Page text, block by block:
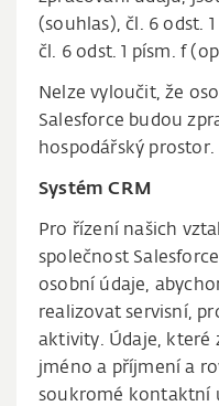
(souhlas), čl. 6 odst.
čl. 6 odst. 1 písm. f
Nelze vyloučit, že
Salesforce budou
hospodářský prostor.
Systém CRM
Pro řízení našich
společnost
osobní údaje,
realizovat servisní,
aktivity. Údaje, které
jméno a příjmení a
soukromé kontaktní